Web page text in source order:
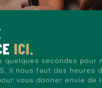
ICI.
quelques secondes pour
Il nous faut des heures
vous donner envie de